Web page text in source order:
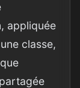
appliquée
classe,